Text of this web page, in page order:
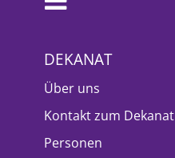
DEKANAT
Über uns
Kontakt zum Dekanat
Personen